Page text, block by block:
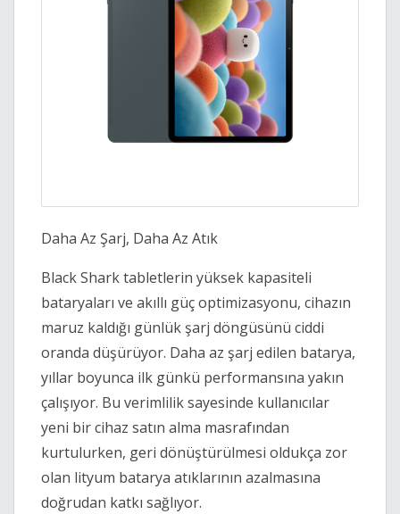
Daha Az Şarj, Daha Az Atık
Black Shark tabletlerin yüksek kapasiteli
bataryaları ve akıllı güç optimizasyonu, cihazın
maruz kaldığı günlük şarj döngüsünü ciddi
oranda düşürüyor. Daha az şarj edilen batarya,
yıllar boyunca ilk günkü performansına yakın
çalışıyor. Bu verimlilik sayesinde kullanıcılar
yeni bir cihaz satın alma masrafından
kurtulurken, geri dönüştürülmesi oldukça zor
olan lityum batarya atıklarının azalmasına
doğrudan katkı sağlıyor.